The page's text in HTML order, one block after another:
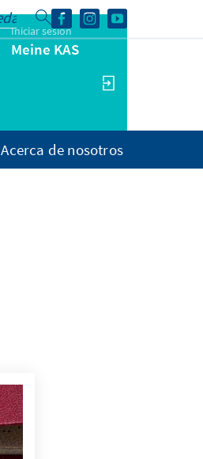
Iniciar sesión
Meine KAS
Acerca de nosotros